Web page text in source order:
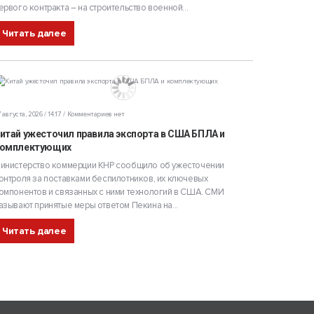
контракта – на строительство военной...
Читать далее
августа, 2026 / 14:17 Комментариев нет
ужесточил правила экспорта в США БПЛА и
коммерции КНР сообщило об ужесточении
за поставками беспилотников, их ключевых
и связанных с ними технологий в США. СМИ
принятые меры ответом Пекина на...
Читать далее